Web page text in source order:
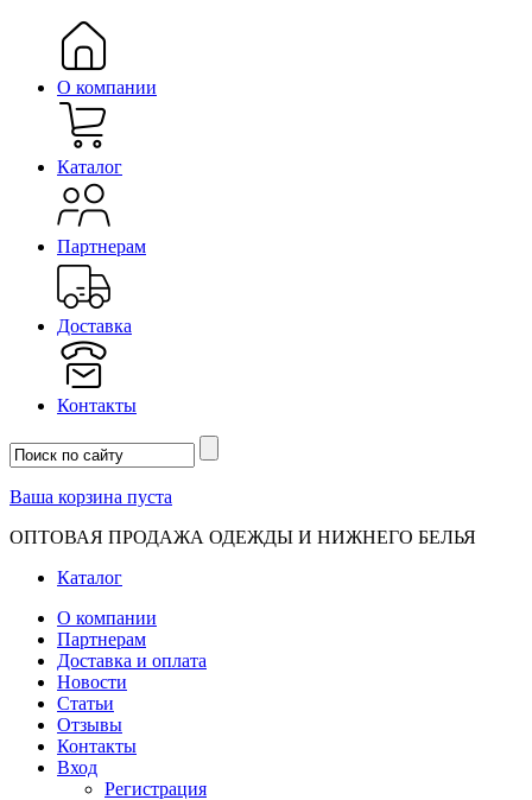
О компании
Каталог
Партнерам
Доставка
Контакты
Ваша корзина пуста
ОПТОВАЯ ПРОДАЖА ОДЕЖДЫ И НИЖНЕГО БЕЛЬЯ
Каталог
О компании
Партнерам
Доставка и оплата
Новости
Статьи
Отзывы
Контакты
Вход
Регистрация